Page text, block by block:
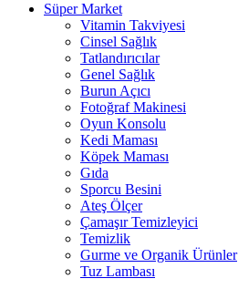
Süper Market
Vitamin Takviyesi
Cinsel Sağlık
Tatlandırıcılar
Genel Sağlık
Burun Açıcı
Fotoğraf Makinesi
Oyun Konsolu
Kedi Maması
Köpek Maması
Gıda
Sporcu Besini
Ateş Ölçer
Çamaşır Temizleyici
Temizlik
Gurme ve Organik Ürünler
Tuz Lambası